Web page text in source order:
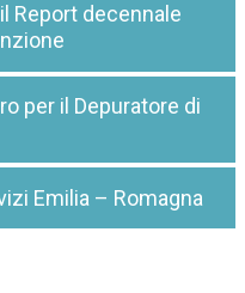
Report decennale
per il Depuratore di
Emilia – Romagna